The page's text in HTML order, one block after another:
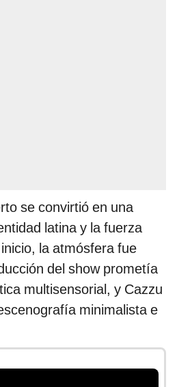
se convirtió en una
latina y la fuerza
la atmósfera fue
del show prometía
multisensorial, y Cazzu
minimalista e